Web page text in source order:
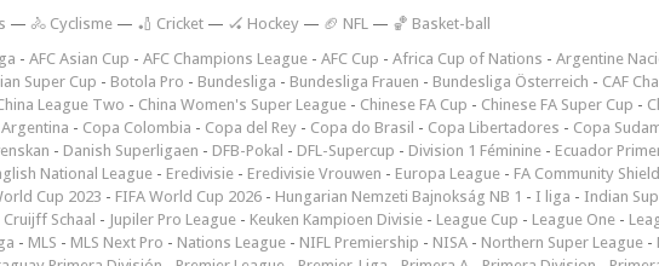
— 🚴 Cyclisme — 🏏 Cricket — 🏑 Hockey — 🏈 NFL — 🏀 Basket-ball
- AFC Asian Cup - AFC Champions League - AFC Cup - Africa Cup of Nations - Argentine
Super Cup - Botola Pro - Bundesliga - Bundesliga Frauen - Bundesliga Österreich - CAF
League Two - China Women's Super League - Chinese FA Cup - Chinese FA Super Cup -
- Copa Colombia - Copa del Rey - Copa do Brasil - Copa Libertadores - Copa
- Danish Superligaen - DFB-Pokal - DFL-Supercup - Division 1 Féminine - Ecuador
National League - Eredivisie - Eredivisie Vrouwen - Europa League - FA Community Shield
Cup 2023 - FIFA World Cup 2026 - Hungarian Nemzeti Bajnokság NB 1 - I liga - Indian
Cruijff Schaal - Jupiler Pro League - Keuken Kampioen Divisie - League Cup - League One -
- MLS - MLS Next Pro - Nations League - NIFL Premiership - NISA - Northern Super League -